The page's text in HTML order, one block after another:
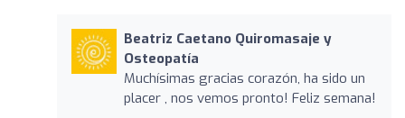
Beatriz Caetano Quiromasaje y
Osteopatía
Muchísimas gracias corazón, ha sido un
placer , nos vemos pronto! Feliz semana!